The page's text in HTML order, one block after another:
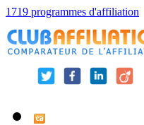
1719 programmes d'affiliation